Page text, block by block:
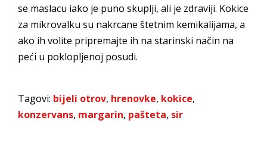
se maslacu iako je puno skuplji, ali je zdraviji. Kokice
za mikrovalku su nakrcane štetnim kemikalijama, a
ako ih volite pripremajte ih na starinski način na
peći u poklopljenoj posudi.
Tagovi: bijeli otrov, hrenovke, kokice,
konzervans, margarin, pašteta, sir